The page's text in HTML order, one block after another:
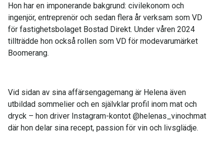
Hon har en imponerande bakgrund: civilekonom och
ingenjör, entreprenör och sedan flera år verksam som VD
för fastighetsbolaget Bostad Direkt. Under våren 2024
tillträdde hon också rollen som VD för modevarumärket
Boomerang.
Vid sidan av sina affärsengagemang är Helena även
utbildad sommelier och en självklar profil inom mat och
dryck – hon driver Instagram-kontot @helenas_vinochmat
där hon delar sina recept, passion för vin och livsglädje.